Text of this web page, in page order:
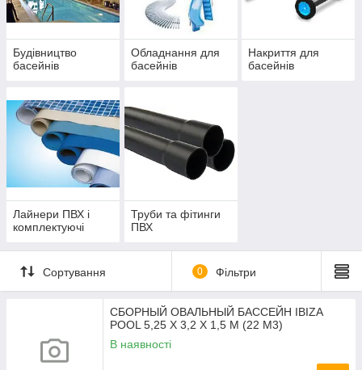
Будівництво
басейнів
Обладнання для
басейнів
Накриття для
басейнів
Лайнери ПВХ і
комплектуючі
Труби та фітинги
ПВХ
Сортування 0 Фільтри
СБОРНЫЙ ОВАЛЬНЫЙ БАССЕЙН IBIZA
POOL 5,25 Х 3,2 Х 1,5 М (22 М3)
В наявності